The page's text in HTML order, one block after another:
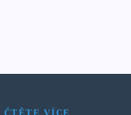
ČTĚTE VÍCE